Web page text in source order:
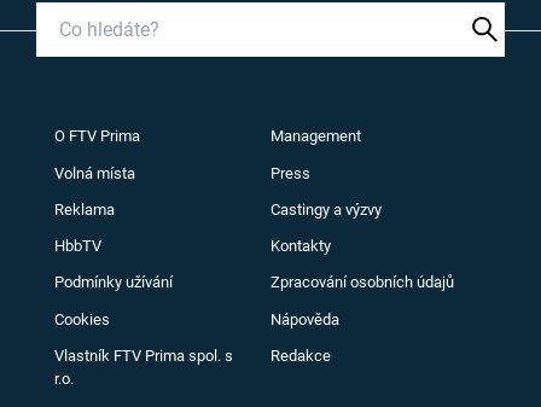
O FTV Prima Management
Volná místa Press
Reklama Castingy a výzvy
HbbTV Kontakty
Podmínky užívání Zpracování osobních údajů
Cookies Nápověda
Vlastník FTV Prima spol. s
r.o.
Redakce